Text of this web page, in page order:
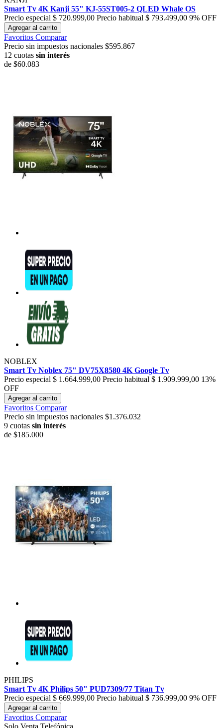
Smart Tv 4K Kanji 55" KJ-55ST005-2 QLED Whale OS
Precio especial $ 720.999,00 Precio habitual $ 793.499,00 9% OFF
Agregar al carrito
Favoritos Comparar
Precio sin impuestos nacionales $595.867
12 cuotas sin interés
de $60.083
NOBLEX
Smart Tv Noblex 75" DV75X8580 4K Google Tv
Precio especial $ 1.664.999,00 Precio habitual $ 1.909.999,00 13%
OFF
Agregar al carrito
Favoritos Comparar
Precio sin impuestos nacionales $1.376.032
9 cuotas sin interés
de $185.000
PHILIPS
Smart Tv 4K Philips 50" PUD7309/77 Titan Tv
Precio especial $ 669.999,00 Precio habitual $ 736.999,00 9% OFF
Agregar al carrito
Favoritos Comparar
Solo Venta Telefónica